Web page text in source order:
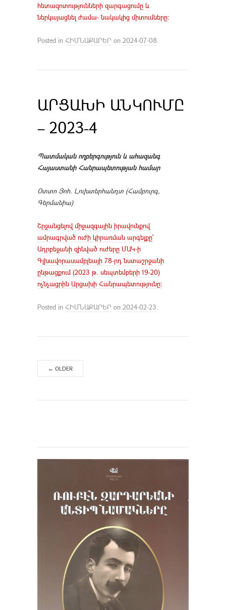
հետազոտությունների զարգացումը և
ներկայացնել ժամա- նակակից միտումները:
Posted in ՀԻՄՆԱՔԱՐԵՐ on 2024-07-08.
ԱՐՑԱԽԻ ԱՆԿՈՒՄԸ
– 2023-4
Պատմական ողբերգություն և ահազանգ
Հայաստանի Հանրապետության համար
Օտտո Յոհ. Լուխտերհանդտ (Համբուրգ,
Գերմանիա)
Շրջանցելով միջազգային իրավունքով
ամրագրված ուժի կիրառման արգելքը՝
Ադրբեջանի զինված ուժերը ՄԱԿ-ի
Գլխավորասամբլեայի 78-րդ նստաշրջանի
ընթացքում (2023 թ. սեպտեմբերի 19-20)
ոչնչացրին Արցախի Հանրապետությունը:
Posted in ՀԻՄՆԱՔԱՐԵՐ on 2024-02-23.
← OLDER